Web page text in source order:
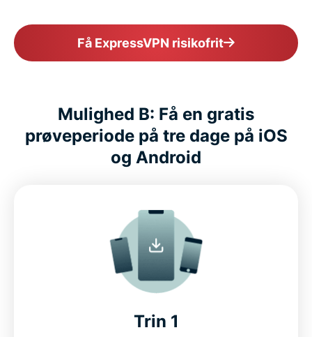
Få ExpressVPN risikofrit
Mulighed B: Få en gratis
prøveperiode på tre dage på iOS
og Android
Trin 1